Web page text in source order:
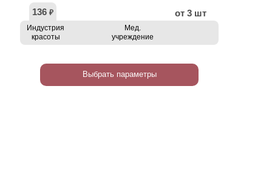
136 ₽ от 3 шт
Индустрия
красоты
Мед.
учреждение
Выбрать параметры